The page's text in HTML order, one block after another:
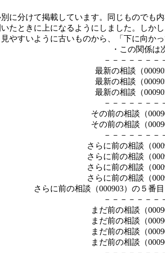
別に分けて掲載しています。同じものでも
たときに上になるようにしました。しか
やすいように古いものから、「下に向か
・この関係は
－－－－－－－
最新の相談（
最新の相談（
最新の相談（
－－－－－－－
その前の相談（
その前の相談（
－－－－－－－
さらに前の相談（
さらに前の相談（
さらに前の相談（
さらに前の相談（
さらに前の相談（000903）の５番
－－－－－－－
まだ前の相談（
まだ前の相談（
まだ前の相談（
まだ前の相談（